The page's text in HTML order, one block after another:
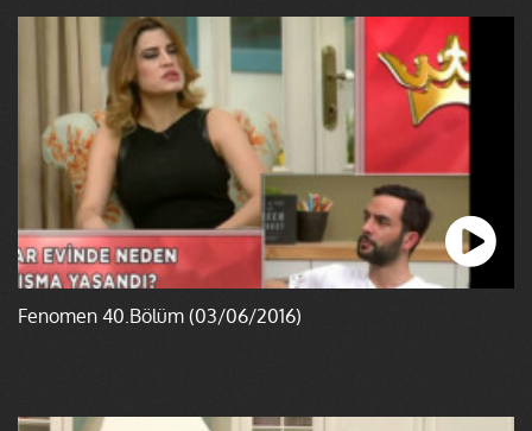
Fenomen 40.Bölüm (03/06/2016)